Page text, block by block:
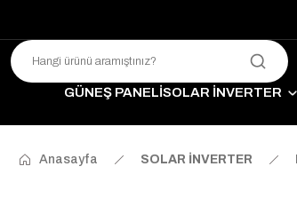
GÜNEŞ PANELİSOLAR İNVERTER
Anasayfa SOLAR İNVERTER